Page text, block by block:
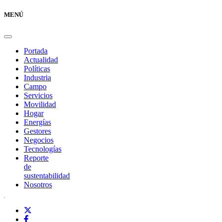
MENÚ
Portada
Actualidad
Políticas
Industria
Campo
Servicios
Movilidad
Hogar
Energías
Gestores
Negocios
Tecnologías
Reporte
de
sustentabilidad
Nosotros